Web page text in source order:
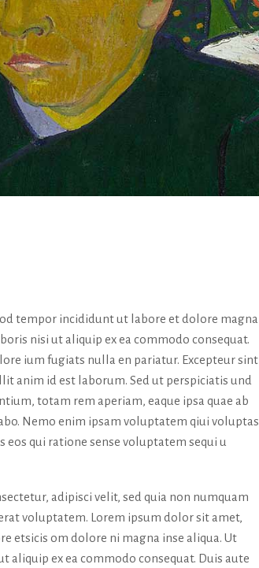
tempor incididunt ut labore et dolore magna
nisi ut aliquip ex ea commodo consequat.
ium fugiats nulla en pariatur. Excepteur sint
anim id est laborum. Sed ut perspiciatis und
totam rem aperiam, eaque ipsa quae ab
Nemo enim ipsam voluptatem qiui voluptas
qui ratione sense voluptatem sequi u
adipisci velit, sed quia non numquam
voluptatem. Lorem ipsum dolor sit amet,
etsicis om dolore ni magna inse aliqua. Ut
ex ea commodo consequat. Duis aute